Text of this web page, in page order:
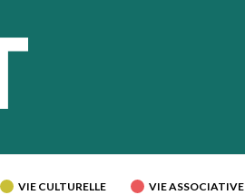
VIE CULTURELLE VIE ASSOCIATIVE